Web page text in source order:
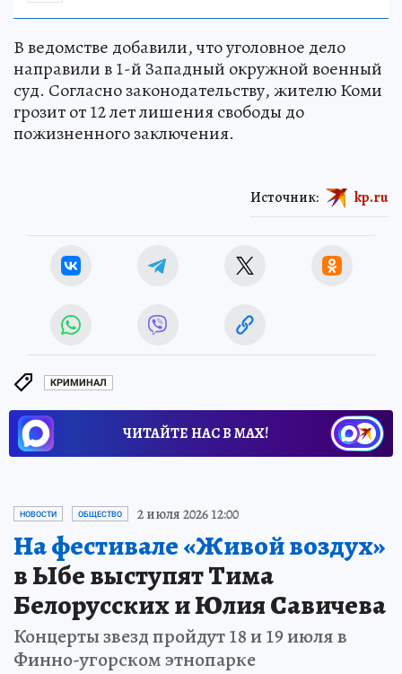
В ведомстве добавили, что уголовное дело
направили в 1-й Западный окружной военный
суд. Согласно законодательству, жителю Коми
грозит от 12 лет лишения свободы до
пожизненного заключения.
Источник: kp.ru
КРИМИНАЛ
ЧИТАЙТЕ НАС В МАХ!
НОВОСТИ ОБЩЕСТВО 2 июля 2026 12:00
На фестивале «Живой воздух»
в Ыбе выступят Тима
Белорусских и Юлия Савичева
Концерты звезд пройдут 18 и 19 июля в
Финно-угорском этнопарке